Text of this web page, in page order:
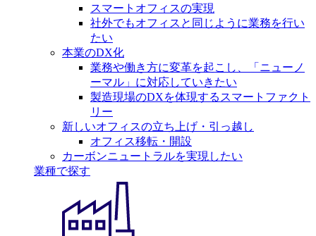
スマートオフィスの実現
社外でもオフィスと同じように業務を行い
たい
本業のDX化
業務や働き方に変革を起こし、「ニューノ
ーマル」に対応していきたい
製造現場のDXを体現するスマートファクト
リー
新しいオフィスの立ち上げ・引っ越し
オフィス移転・開設
カーボンニュートラルを実現したい
業種で探す